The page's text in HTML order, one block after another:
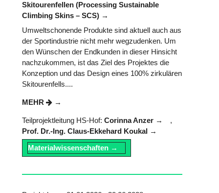
Skitourenfellen (Processing Sustainable
Climbing Skins – SCS)
Umweltschonende Produkte sind aktuell auch aus
der Sportindustrie nicht mehr wegzudenken. Um
den Wünschen der Endkunden in dieser Hinsicht
nachzukommen, ist das Ziel des Projektes die
Konzeption und das Design eines 100% zirkulären
Skitourenfells....
MEHR
Teilprojektleitung HS-Hof: Corinna Anzer
,
Prof. Dr.-Ing. Claus-Ekkehard Koukal
Materialwissenschaften